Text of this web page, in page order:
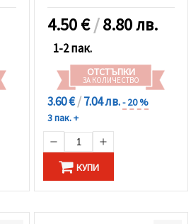
4.50€/8.80 лв.
1-2 пак.
ОТСТЪПКИ
ЗА КОЛИЧЕСТВО
3.60 €/7.04 лв.- 20 %
3 пак. +
КУПИ